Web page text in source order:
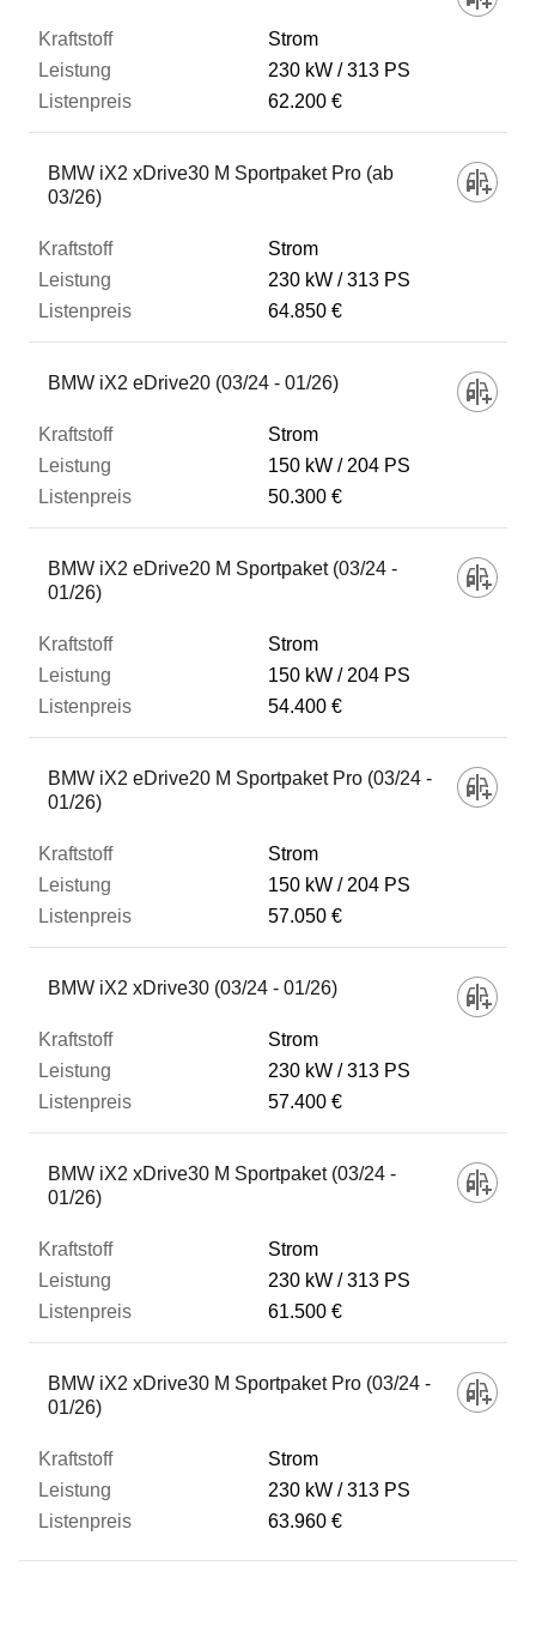
Strom
230 kW
313 PS
62.200 €
BMW iX2 xDrive30 M Sportpaket Pro (ab
03/26)
Strom
230 kW
313 PS
64.850 €
BMW iX2 eDrive20 (03/24 - 01/26)
Strom
150 kW
204 PS
50.300 €
BMW iX2 eDrive20 M Sportpaket (03/24 -
01/26)
Strom
150 kW
204 PS
54.400 €
BMW iX2 eDrive20 M Sportpaket Pro (03/24 -
01/26)
Strom
150 kW
204 PS
57.050 €
BMW iX2 xDrive30 (03/24 - 01/26)
Strom
230 kW
313 PS
57.400 €
BMW iX2 xDrive30 M Sportpaket (03/24 -
01/26)
Strom
230 kW
313 PS
61.500 €
BMW iX2 xDrive30 M Sportpaket Pro (03/24 -
01/26)
Strom
230 kW
313 PS
63.960 €